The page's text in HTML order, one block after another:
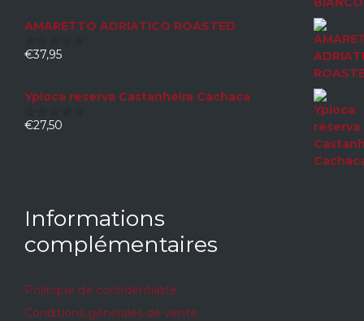
AMARETTO ADRIATICO ROASTED
0
€37,95
Ypioca reserva Castanheira Cachaca
0
€27,50
Informations
complémentaires
Politique de confidentialité
Conditions générales de vente